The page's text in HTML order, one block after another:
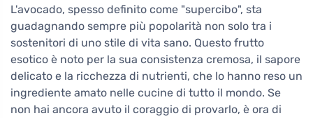
L'avocado, spesso definito come "supercibo", sta
guadagnando sempre più popolarità non solo tra i
sostenitori di uno stile di vita sano. Questo frutto
esotico è noto per la sua consistenza cremosa, il sapore
delicato e la ricchezza di nutrienti, che lo hanno reso un
ingrediente amato nelle cucine di tutto il mondo. Se
non hai ancora avuto il coraggio di provarlo, è ora di